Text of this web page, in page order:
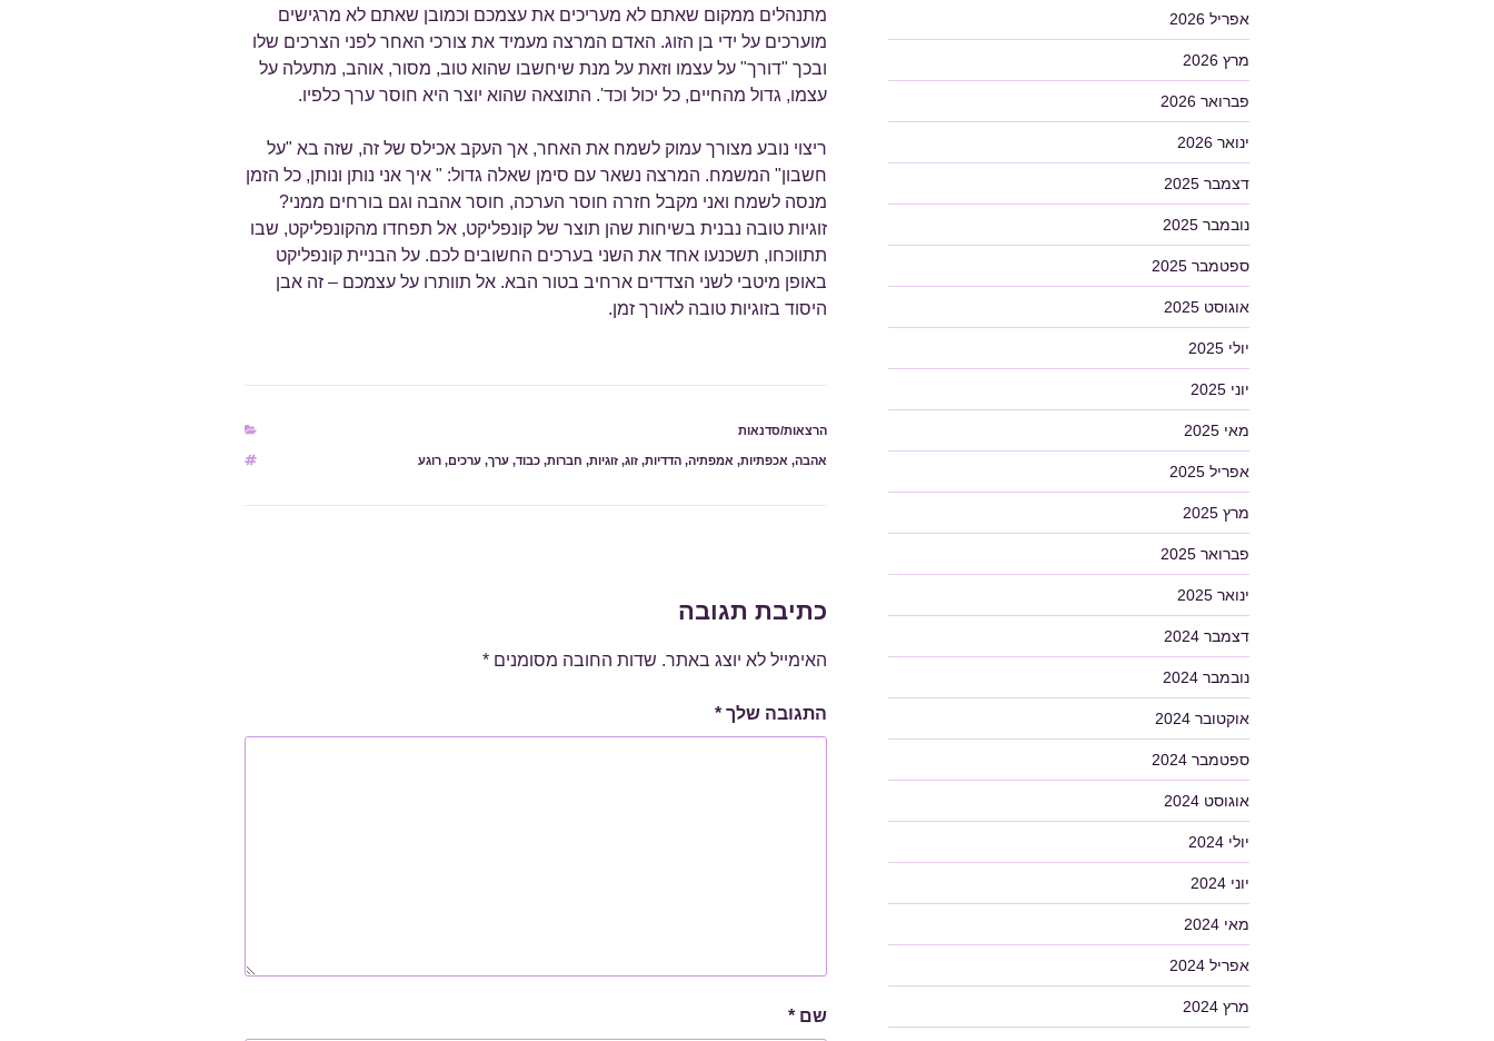
מתנהלים ממקום שאתם לא מעריכים את עצמכם וכמובן שאתם לא מרגישים
מוערכים על ידי בן הזוג. האדם המרצה מעמיד את צורכי האחר לפני הצרכים שלו
ובכך "דורך" על עצמו וזאת על מנת שיחשבו שהוא טוב, מסור, אוהב, מתעלה על
עצמו, גדול מהחיים, כל יכול וכד'. התוצאה שהוא יוצר היא חוסר ערך כלפיו.
ריצוי נובע מצורך עמוק לשמח את האחר, אך העקב אכילס של זה, שזה בא "על
חשבון" המשמח. המרצה נשאר עם סימן שאלה גדול: " איך אני נותן ונותן, כל הזמן
מנסה לשמח ואני מקבל חזרה חוסר הערכה, חוסר אהבה וגם בורחים ממני?
זוגיות טובה נבנית בשיחות שהן תוצר של קונפליקט, אל תפחדו מהקונפליקט, שבו
תתווכחו, תשכנעו אחד את השני בערכים החשובים לכם. על הבניית קונפליקט
באופן מיטבי לשני הצדדים ארחיב בטור הבא. אל תוותרו על עצמכם – זה אבן
היסוד בזוגיות טובה לאורך זמן.
קטגוריות
הרצאות/סדנאות
תגיות
אהבה, אכפתיות, אמפתיה, הדדיות, זוג, זוגיות, חברות, כבוד, ערך, ערכים, רוגע
כתיבת תגובה
האימייל לא יוצג באתר. שדות החובה מסומנים *
התגובה שלך *
שם *
אפריל 2026
מרץ 2026
פברואר 2026
ינואר 2026
דצמבר 2025
נובמבר 2025
ספטמבר 2025
אוגוסט 2025
יולי 2025
יוני 2025
מאי 2025
אפריל 2025
מרץ 2025
פברואר 2025
ינואר 2025
דצמבר 2024
נובמבר 2024
אוקטובר 2024
ספטמבר 2024
אוגוסט 2024
יולי 2024
יוני 2024
מאי 2024
אפריל 2024
מרץ 2024